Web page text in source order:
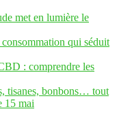
met en lumière le
qui séduit
: comprendre les
tisanes, bonbons… tout
15 mai